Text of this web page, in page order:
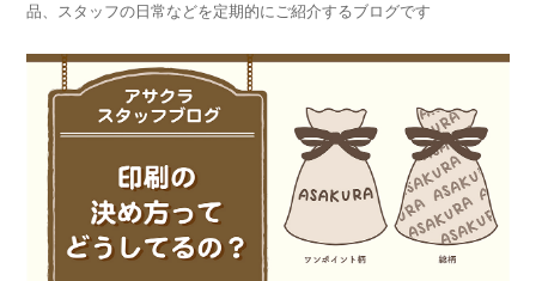
品、スタッフの日常などを定期的にご紹介するブログです